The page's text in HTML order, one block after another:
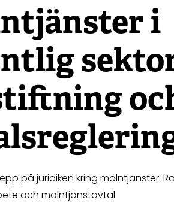
i
på juridiken kring molntjänster.
och molntjänstavtal